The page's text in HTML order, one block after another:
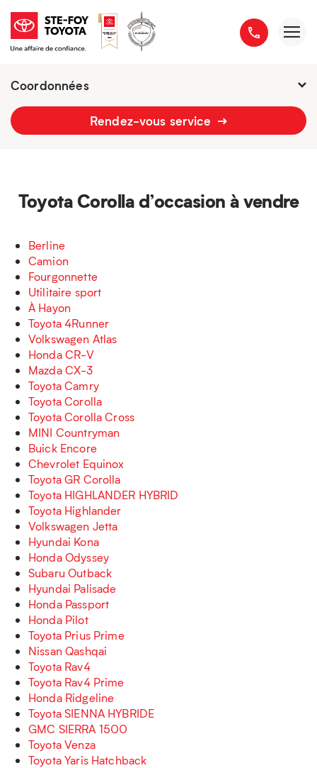
Coordonnées
Présentement ouvert jusqu'à 21h
Rendez-vous service
Toyota Corolla d’occasion à vendre
Berline
Camion
Fourgonnette
Utilitaire sport
À Hayon
Toyota 4Runner
Volkswagen Atlas
Honda CR-V
Mazda CX-3
Toyota Camry
Toyota Corolla
Toyota Corolla Cross
MINI Countryman
Buick Encore
Chevrolet Equinox
Toyota GR Corolla
Toyota HIGHLANDER HYBRID
Toyota Highlander
Volkswagen Jetta
Hyundai Kona
Honda Odyssey
Subaru Outback
Hyundai Palisade
Honda Passport
Honda Pilot
Toyota Prius Prime
Nissan Qashqai
Toyota Rav4
Toyota Rav4 Prime
Honda Ridgeline
Toyota SIENNA HYBRIDE
GMC SIERRA 1500
Toyota Venza
Toyota Yaris Hatchback